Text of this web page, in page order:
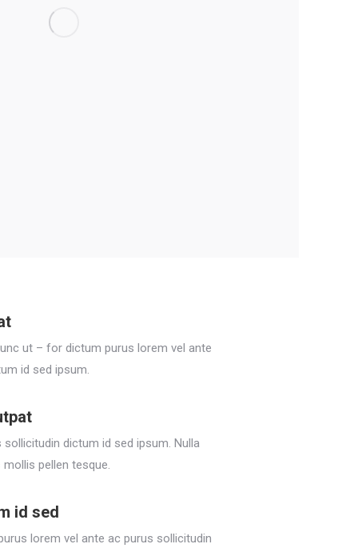
ut – for dictum purus lorem vel ante
id sed ipsum.
dictum id sed ipsum. Nulla
pellen tesque.
id sed
lorem vel ante ac purus sollicitudin